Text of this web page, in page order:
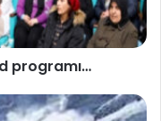
programı…